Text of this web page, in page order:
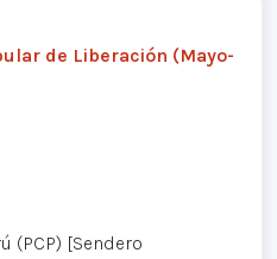
de Liberación (Mayo-
(PCP) [Sendero